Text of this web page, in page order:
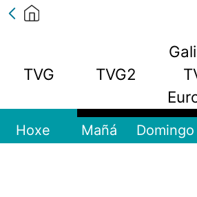
TVG TVG2
Hoxe Mañá Domingo